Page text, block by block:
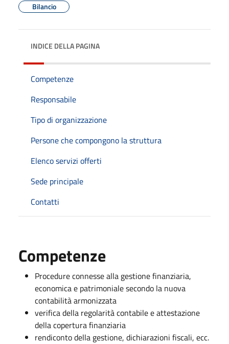
Bilancio
INDICE DELLA PAGINA
Competenze
Responsabile
Tipo di organizzazione
Persone che compongono la struttura
Elenco servizi offerti
Sede principale
Contatti
Competenze
Procedure connesse alla gestione finanziaria,
economica e patrimoniale secondo la nuova
contabilità armonizzata
verifica della regolarità contabile e attestazione
della copertura finanziaria
rendiconto della gestione, dichiarazioni fiscali, ecc.